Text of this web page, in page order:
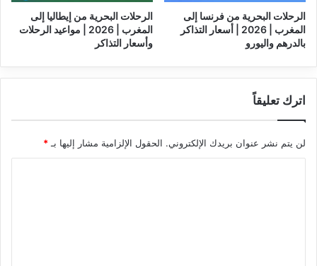
الرحلات البحرية من فرنسا إلى
المغرب | 2026 | أسعار التذاكر
بالدرهم واليورو
الرحلات البحرية من إيطاليا إلى
المغرب | 2026 | مواعيد الرحلات
وأسعار التذاكر
اترك تعليقاً
لن يتم نشر عنوان بريدك الإلكتروني. الحقول الإلزامية مشار إليها بـ*